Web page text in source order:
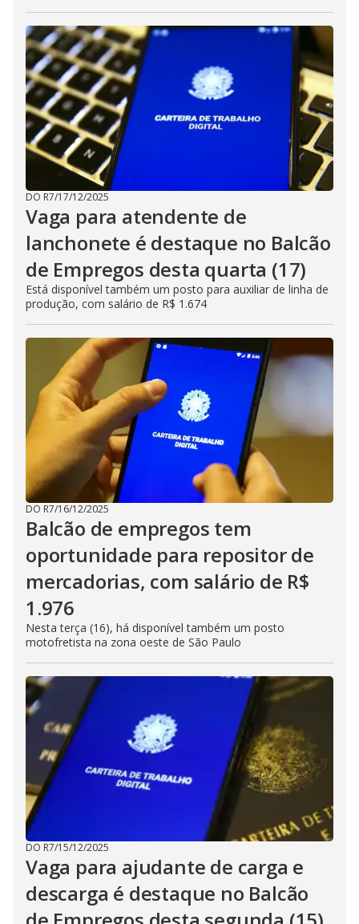
DO R7/17/12/2025
Vaga para atendente de
lanchonete é destaque no Balcão
de Empregos desta quarta (17)
Está disponível também um posto para auxiliar de linha de
produção, com salário de R$ 1.674
DO R7/16/12/2025
Balcão de empregos tem
oportunidade para repositor de
mercadorias, com salário de R$
1.976
Nesta terça (16), há disponível também um posto
motofretista na zona oeste de São Paulo
DO R7/15/12/2025
Vaga para ajudante de carga e
descarga é destaque no Balcão